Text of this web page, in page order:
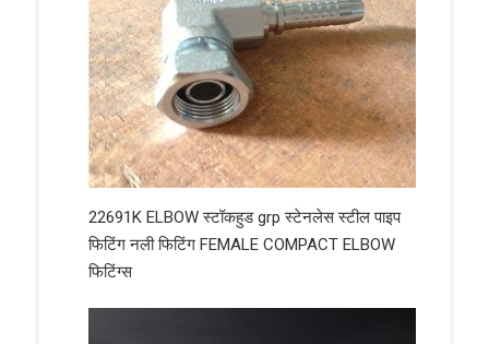
22691K ELBOW स्टॉकहुड grp स्टेनलेस स्टील पाइप
फिटिंग नली फिटिंग FEMALE COMPACT ELBOW
फिटिंग्स